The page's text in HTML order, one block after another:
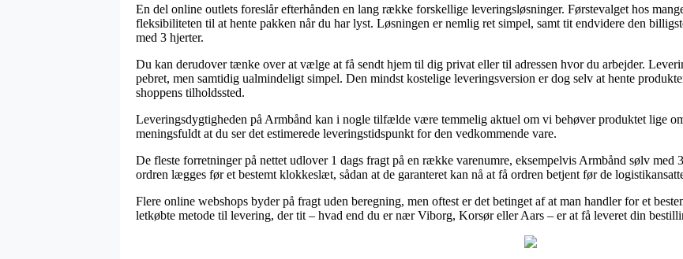
En del online outlets foreslår efterhånden en lang række forskellige leveringsløsninger. Førstevalget hos
fleksibiliteten til at hente pakken når du har lyst. Løsningen er nemlig ret simpel, samt tit endvidere den
med 3 hjerter.
Du kan derudover tænke over at vælge at få sendt hjem til dig privat eller til adressen hvor du arbejder.
pebret, men samtidig ualmindeligt simpel. Den mindst kostelige leveringsversion er dog selv at hente
shoppens tilholdssted.
Leveringsdygtigheden på Armbånd kan i nogle tilfælde være temmelig aktuel om vi behøver produktet lige
meningsfuldt at du ser det estimerede leveringstidspunkt for den vedkommende vare.
De fleste forretninger på nettet udlover 1 dags fragt på en række varenumre, eksempelvis Armbånd sølv med
ordren lægges før et bestemt klokkeslæt, sådan at de garanteret kan nå at få ordren betjent før de
Flere online webshops byder på fragt uden beregning, men oftest er det betinget af at man handler for et
letkøbte metode til levering, der tit – hvad end du er nær Viborg, Korsør eller Aars – er at få leveret din